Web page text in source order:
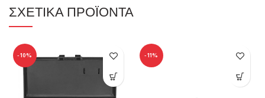
ΣΧΕΤΙΚΆ ΠΡΟΪΌΝΤΑ
-10% -11%